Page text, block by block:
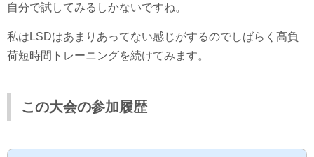
自分で試してみるしかないですね。
私はLSDはあまりあってない感じがするのでしばらく高負
荷短時間トレーニングを続けてみます。
この大会の参加履歴